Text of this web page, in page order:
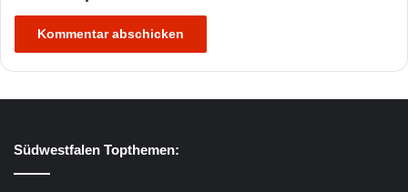
Südwestfalen Topthemen: